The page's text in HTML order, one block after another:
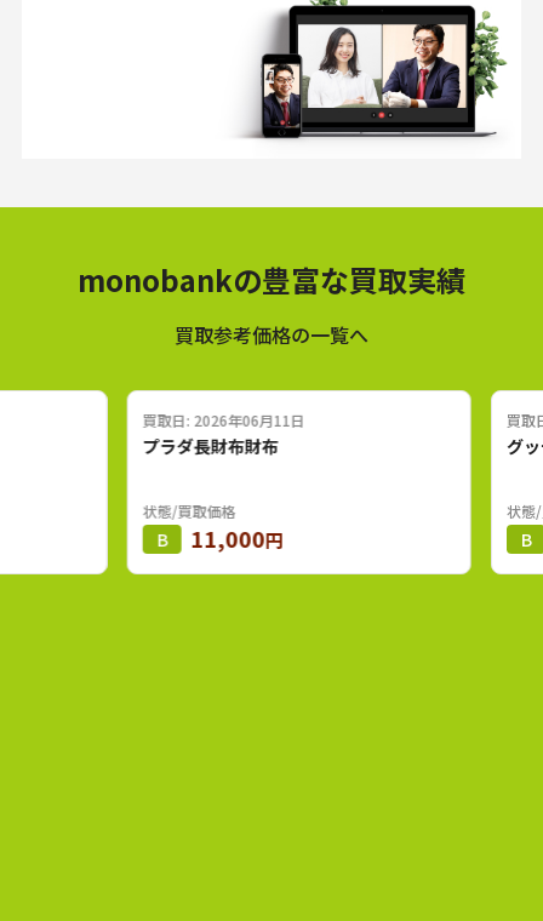
monobankの豊富な買取実績
買取参考価格の一覧へ
買取日: 2026年06月11日
プラダ長財布財布
状態/買取価格
11,000円
買取日:
グッチチ
状態/買取価格